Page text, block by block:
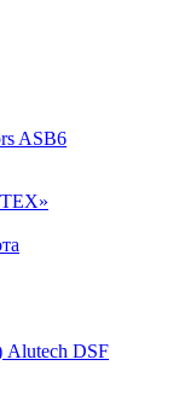
ASB6
Alutech DSF